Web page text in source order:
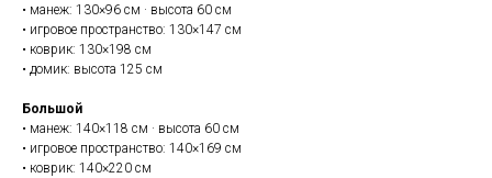
• манеж: 130×96 см · высота 60 см
• игровое пространство: 130×147 см
• коврик: 130×198 см
• домик: высота 125 см
Большой
• манеж: 140×118 см · высота 60 см
• игровое пространство: 140×169 см
• коврик: 140×220 см